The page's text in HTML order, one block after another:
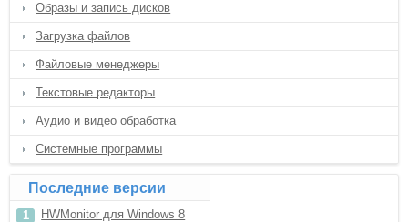
Образы и запись дисков
Загрузка файлов
Файловые менеджеры
Текстовые редакторы
Аудио и видео обработка
Системные программы
Последние версии
HWMonitor для Windows 8